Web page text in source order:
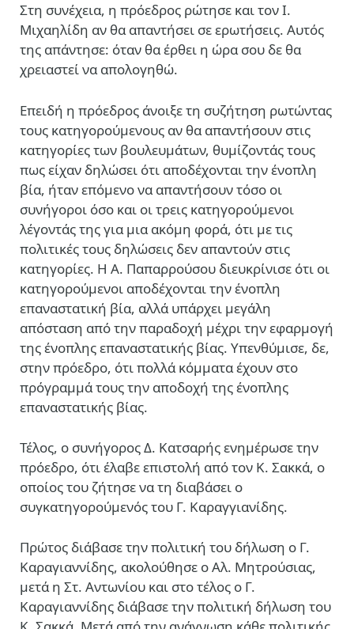
Στη συνέχεια, η πρόεδρος ρώτησε και τον Ι.
Μιχαηλίδη αν θα απαντήσει σε ερωτήσεις. Αυτός
της απάντησε: όταν θα έρθει η ώρα σου δε θα
χρειαστεί να απολογηθώ.
Επειδή η πρόεδρος άνοιξε τη συζήτηση ρωτώντας
τους κατηγορούμενους αν θα απαντήσουν στις
κατηγορίες των βουλευμάτων, θυμίζοντάς τους
πως είχαν δηλώσει ότι αποδέχονται την ένοπλη
βία, ήταν επόμενο να απαντήσουν τόσο οι
συνήγοροι όσο και οι τρεις κατηγορούμενοι
λέγοντάς της για μια ακόμη φορά, ότι με τις
πολιτικές τους δηλώσεις δεν απαντούν στις
κατηγορίες. Η Α. Παπαρρούσου διευκρίνισε ότι οι
κατηγορούμενοι αποδέχονται την ένοπλη
επαναστατική βία, αλλά υπάρχει μεγάλη
απόσταση από την παραδοχή μέχρι την εφαρμογή
της ένοπλης επαναστατικής βίας. Υπενθύμισε, δε,
στην πρόεδρο, ότι πολλά κόμματα έχουν στο
πρόγραμμά τους την αποδοχή της ένοπλης
επαναστατικής βίας.
Τέλος, ο συνήγορος Δ. Κατσαρής ενημέρωσε την
πρόεδρο, ότι έλαβε επιστολή από τον Κ. Σακκά, ο
οποίος του ζήτησε να τη διαβάσει ο
συγκατηγορούμενός του Γ. Καραγγιανίδης.
Πρώτος διάβασε την πολιτική του δήλωση ο Γ.
Καραγιαννίδης, ακολούθησε ο Αλ. Μητρούσιας,
μετά η Στ. Αντωνίου και στο τέλος ο Γ.
Καραγιαννίδης διάβασε την πολιτική δήλωση του